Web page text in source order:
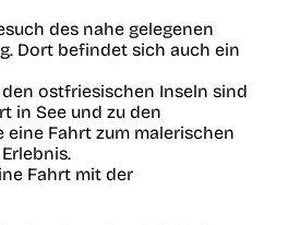
des nahe gelegenen
Dort befindet sich auch ein
ostfriesischen Inseln sind
in See und zu den
eine Fahrt zum malerischen
Fahrt mit der